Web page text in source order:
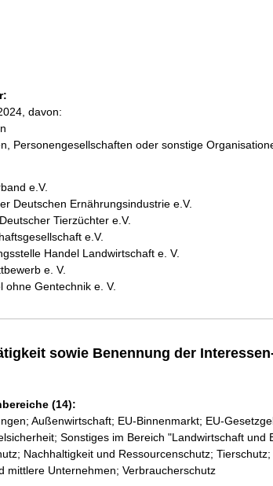
davon:
Personengesellschaften oder sonstige
e.V.
Deutschen Ernährungsindustrie e.V.
Tierzüchter e.V.
e.V.
Handel Landwirtschaft e. V.
e. V.
ohne Gentechnik e. V.
sowie Benennung der
(14):
Außenwirtschaft; EU-Binnenmarkt; EU-
Sonstiges im Bereich "Landwirtschaft und
Nachhaltigkeit und Ressourcenschutz;
mittlere Unternehmen; Verbraucherschutz